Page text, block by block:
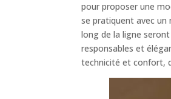
pour proposer une
se pratiquent avec un
long de la ligne
responsables et
technicité et confort,